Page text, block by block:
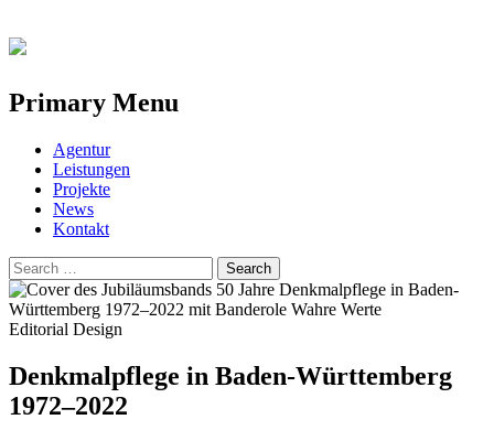
Primary Menu
Skip
content
Agentur
Leistungen
Projekte
News
Kontakt
Search
for:
Editorial Design
Denkmalpflege in Baden-Württemberg
1972–2022